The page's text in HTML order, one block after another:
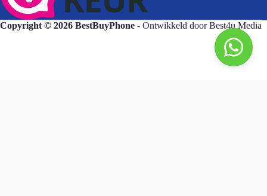
Copyright © 2026 BestBuyPhone - Ontwikkeld doorBest4u Media